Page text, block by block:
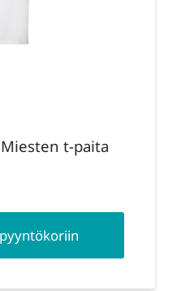
Miesten t-paita